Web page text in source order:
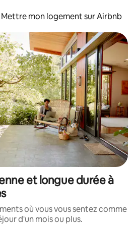
Mettre mon logement sur Airbnb
et longue durée à
où vous vous sentez comme
d'un mois ou plus.